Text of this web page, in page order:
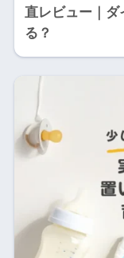
直レビュー｜ダ
る？